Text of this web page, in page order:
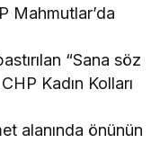
Mahmutlar’da
“Sana söz
Kadın Kolları
alanında önünün